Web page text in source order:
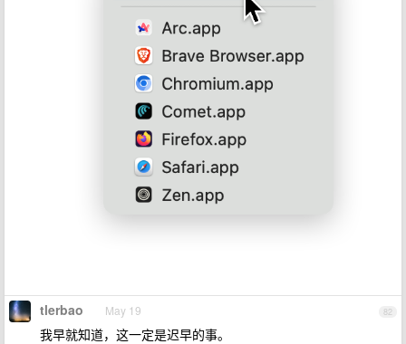
82
tlerbao May 19
我早就知道，这一定是迟早的事。